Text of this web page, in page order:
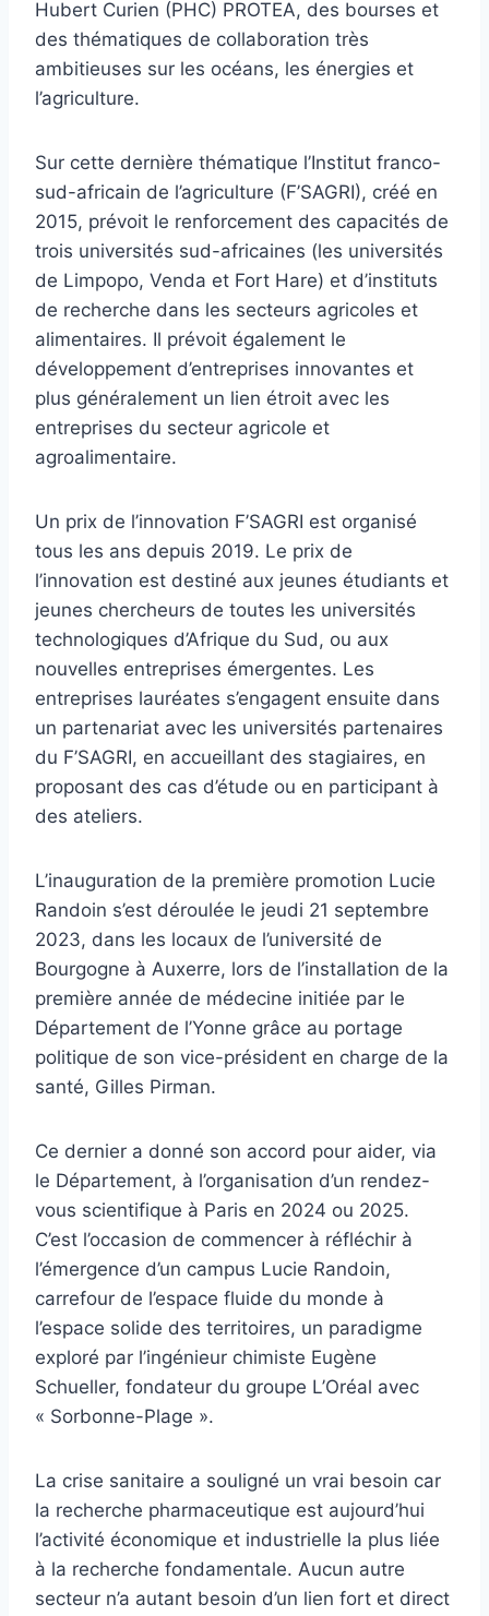
Hubert Curien (PHC) PROTEA, des bourses et
des thématiques de collaboration très
ambitieuses sur les océans, les énergies et
l’agriculture.
Sur cette dernière thématique l’Institut franco-
sud-africain de l’agriculture (F’SAGRI), créé en
2015, prévoit le renforcement des capacités de
trois universités sud-africaines (les universités
de Limpopo, Venda et Fort Hare) et d’instituts
de recherche dans les secteurs agricoles et
alimentaires. Il prévoit également le
développement d’entreprises innovantes et
plus généralement un lien étroit avec les
entreprises du secteur agricole et
agroalimentaire.
Un prix de l’innovation F’SAGRI est organisé
tous les ans depuis 2019. Le prix de
l’innovation est destiné aux jeunes étudiants et
jeunes chercheurs de toutes les universités
technologiques d’Afrique du Sud, ou aux
nouvelles entreprises émergentes. Les
entreprises lauréates s’engagent ensuite dans
un partenariat avec les universités partenaires
du F’SAGRI, en accueillant des stagiaires, en
proposant des cas d’étude ou en participant à
des ateliers.
L’inauguration de la première promotion Lucie
Randoin s’est déroulée le jeudi 21 septembre
2023, dans les locaux de l’université de
Bourgogne à Auxerre, lors de l’installation de la
première année de médecine initiée par le
Département de l’Yonne grâce au portage
politique de son vice-président en charge de la
santé, Gilles Pirman.
Ce dernier a donné son accord pour aider, via
le Département, à l’organisation d’un rendez-
vous scientifique à Paris en 2024 ou 2025.
C’est l’occasion de commencer à réfléchir à
l’émergence d’un campus Lucie Randoin,
carrefour de l’espace fluide du monde à
l’espace solide des territoires, un paradigme
exploré par l’ingénieur chimiste Eugène
Schueller, fondateur du groupe L’Oréal avec
« Sorbonne-Plage ».
La crise sanitaire a souligné un vrai besoin car
la recherche pharmaceutique est aujourd’hui
l’activité économique et industrielle la plus liée
à la recherche fondamentale. Aucun autre
secteur n’a autant besoin d’un lien fort et direct